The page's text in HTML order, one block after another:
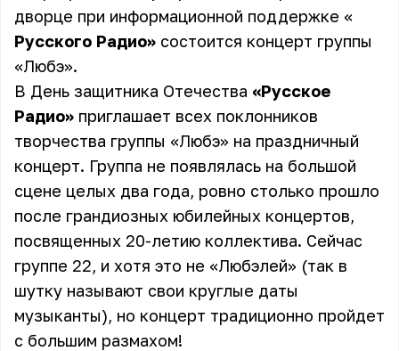
дворце при информационной поддержке «
Русского Радио» состоится концерт группы
«Любэ».
В День защитника Отечества «Русское
Радио» приглашает всех поклонников
творчества группы «Любэ» на праздничный
концерт. Группа не появлялась на большой
сцене целых два года, ровно столько прошло
после грандиозных юбилейных концертов,
посвященных 20-летию коллектива. Сейчас
группе 22, и хотя это не «Любэлей» (так в
шутку называют свои круглые даты
музыканты), но концерт традиционно пройдет
с большим размахом!